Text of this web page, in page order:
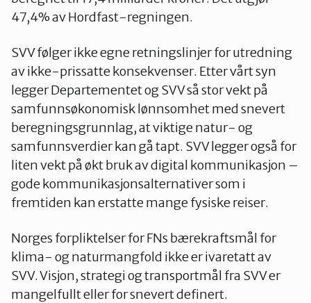
47,4% av Hordfast-regningen.
SVV følger ikke egne retningslinjer for utredning
av ikke-prissatte konsekvenser. Etter vårt syn
legger Departementet og SVV så stor vekt på
samfunnsøkonomisk lønnsomhet med snevert
beregningsgrunnlag, at viktige natur- og
samfunnsverdier kan gå tapt. SVV legger også for
liten vekt på økt bruk av digital kommunikasjon –
gode kommunikasjonsalternativer som i
fremtiden kan erstatte mange fysiske reiser.
Norges forpliktelser for FNs bærekraftsmål for
klima- og naturmangfold ikke er ivaretatt av
SVV. Visjon, strategi og transportmål fra SVV er
mangelfullt eller for snevert definert.